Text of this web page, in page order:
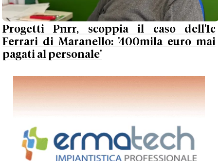
Progetti Pnrr, scoppia il caso dell'Ic
Ferrari di Maranello: '400mila euro mai
pagati al personale'